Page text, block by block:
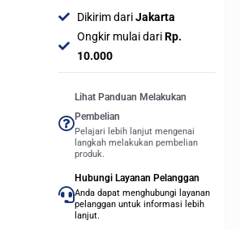
Dikirim dariJakarta
Ongkir mulai dariRp.
10.000
Lihat Panduan Melakukan
Pembelian
Pelajari lebih lanjut mengenai
langkah melakukan pembelian
produk.
Hubungi Layanan Pelanggan
Anda dapat menghubungi layanan
pelanggan untuk informasi lebih
lanjut.